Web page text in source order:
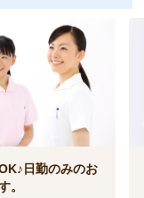
日勤のみのお
。